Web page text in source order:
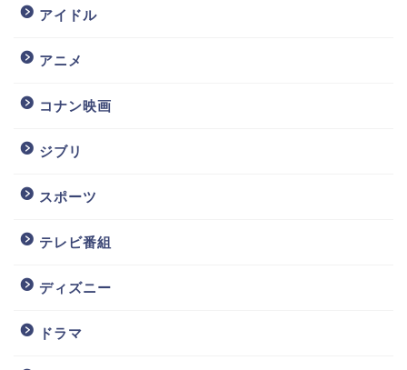
アイドル
アニメ
コナン映画
ジブリ
スポーツ
テレビ番組
ディズニー
ドラマ